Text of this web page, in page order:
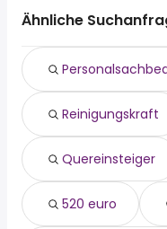
Willstätt
Bühl
Willstätt
Bühlertal
Zell Am Harmersbach
Lichtenau
reinigungskraft
teilzeit
520 euro
homeoffice
lager
produktionshelfer
industriekaufmann
Ähnliche
Reinigungskraft
Quereinsteiger
520 euro